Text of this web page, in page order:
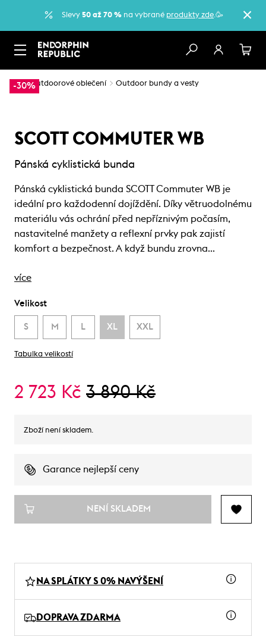
Slevy 50 až 70 % na vybrané produkty zde.🥳
-30%
… Outdoorové oblečení Outdoor bundy a vesty
SCOTT COMMUTER WB
Pánská cyklistická bunda
Pánská cyklistická bunda SCOTT Commuter WB je
ideální pro každodenní dojíždění. Díky větruodolnému
materiálu vás ochrání před nepříznivým počasím,
nastavitelné manžety a reflexní prvky pak zajistí
komfort a bezpečnost. A když bundu zrovna…
více
Velikost
S M L XL XXL
Tabulka velikostí
2 723 Kč 3 890 Kč
Zboží není skladem.
Garance nejlepší ceny
NENÍ SKLADEM
NA SPLÁTKY S 0% NAVÝŠENÍ
DOPRAVA ZDARMA